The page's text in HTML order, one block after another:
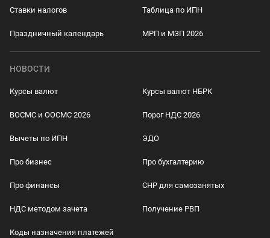
Ставки налогов Таблица по ИПН
Праздничный календарь МРП и МЗП 2026
НОВОСТИ
Курсы валют Курсы валют НБРК
ВОСМС и ООСМС 2026 Порог НДС 2026
Вычеты по ИПН ЭДО
Про бизнес Про бухгалтерию
Про финансы СНР для самозанятых
НДС методом зачета Получение РВП
Коды назначения платежей